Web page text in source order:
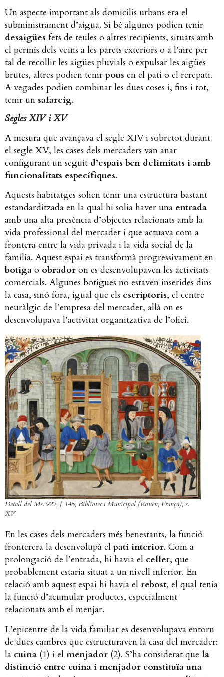
Un aspecte important als domicilis urbans era el
subministrament d’aigua. Si bé algunes podien tenir
desaigües fets de teules o altres recipients, situats amb
el permís dels veïns a les parets exteriors o a l’aire per
tal de recollir les aigües pluvials o expulsar les aigües
brutes, altres podien tenir pous en el pati o el rerepati.
A vegades podien combinar les dues coses i, fins i tot,
tenir un safareig.
Segles XIV i XV
A mesura que avançava el segle XIV i sobretot durant
el segle XV, les cases dels mercaders van anar
configurant un seguit d’espais ben delimitats i amb
funcionalitats específiques.
Aquests habitatges solien tenir una estructura bastant
estandarditzada en la qual hi solia haver una entrada
amb una alta presència d’objectes relacionats amb la
vida professional del mercader i que actuava com a
frontera entre la vida privada i la vida social de la
família. Aquest espai es transformà progressivament en
botiga o obrador on es desenvolupaven les activitats
comercials. Algunes botigues no estaven inserides dins
la casa, sinó fora, igual que els escriptoris, el centre
neuràlgic de l’empresa del mercader, allà on es
desenvolupava l’activitat organitzativa de l’ofici.
Detall del Ms. 927, f. 145, Biblioteca Municipal (Rouen, França), s.
XV.
En les cases dels mercaders més benestants, la funció
fronterera la desenvolupà el pati interior. Com a
prolongació de l’entrada, hi havia el celler, que
probablement estaria situat a un nivell inferior. En
relació amb aquest espai hi havia el rebost, el qual tenia
la funció d’acumular productes, especialment
relacionats amb el menjar.
L’epicentre de la vida familiar es desenvolupava entorn
de dues cambres que estructuraven la casa del mercader:
la cuina (1) i el menjador (2). S’ha considerat que la
distinció entre cuina i menjador constituïa una